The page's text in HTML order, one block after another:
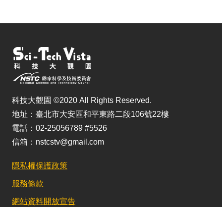
科技大觀園 ©2020 All Rights Reserved.
地址：臺北市大安區和平東路二段106號22樓
電話：02-25056789 #5526
信箱：nstcstv@gmail.com
隱私權保護政策
服務條款
網站資料開放宣告